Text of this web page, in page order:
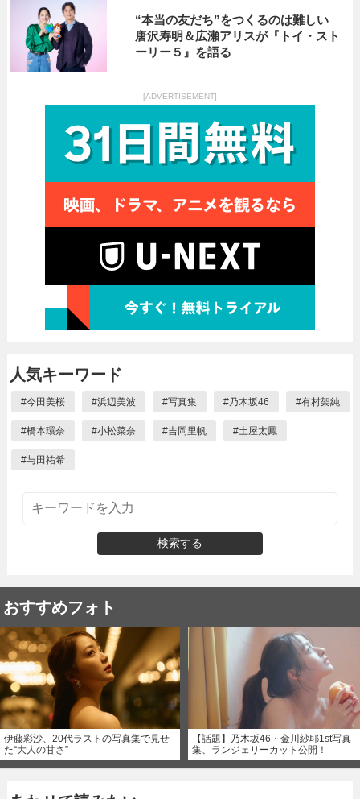
“本当の友だち”をつくるのは難しい
唐沢寿明＆広瀬アリスが『トイ・スト
ーリー５』を語る
[ADVERTISEMENT]
人気キーワード
#今田美桜 #浜辺美波 #写真集 #乃木坂46 #有村架純
#橋本環奈 #小松菜奈 #吉岡里帆 #土屋太鳳
#与田祐希
検索する
おすすめフォト
伊藤彩沙、20代ラストの写真集で見せ
た“大人の甘さ”
【話題】乃木坂46・金川紗耶1st写真
集、ランジェリーカット公開！